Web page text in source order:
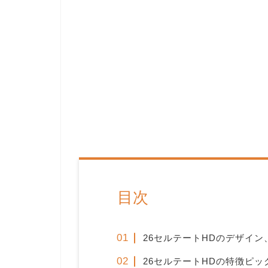
目次
26セルテートHDのデザイン
26セルテートHDの特徴ピッ